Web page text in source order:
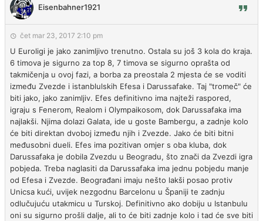
Eisenbahner1921
čet mar 23, 2017 2:10 pm
U Euroligi je jako zanimljivo trenutno. Ostala su još 3 kola do kraja.
6 timova je sigurno za top 8, 7 timova se sigurno oprašta od
takmičenja u ovoj fazi, a borba za preostala 2 mjesta će se voditi
između Zvezde i istanblulskih Efesa i Darussafake. Taj "tromeč" će
biti jako, jako zanimljiv. Efes definitivno ima najteži raspored,
igraju s Fenerom, Realom i Olympaikosom, dok Darussafaka ima
najlakši. Njima dolazi Galata, ide u goste Bambergu, a zadnje kolo
će biti direktan dvoboj između njih i Zvezde. Jako će biti bitni
međusobni dueli. Efes ima pozitivan omjer s oba kluba, dok
Darussafaka je dobila Zvezdu u Beogradu, što znači da Zvezdi igra
pobjeda. Treba naglasiti da Darussafaka ima jednu pobjedu manje
od Efesa i Zvezde. Beograđani imaju nešto lakši posao protiv
Unicsa kući, uvijek nezgodnu Barcelonu u Španiji te zadnju
odlučujuću utakmicu u Turskoj. Definitivno ako dobiju u Istanbulu
oni su sigurno prošli dalje, ali to će biti zadnje kolo i tad će sve biti